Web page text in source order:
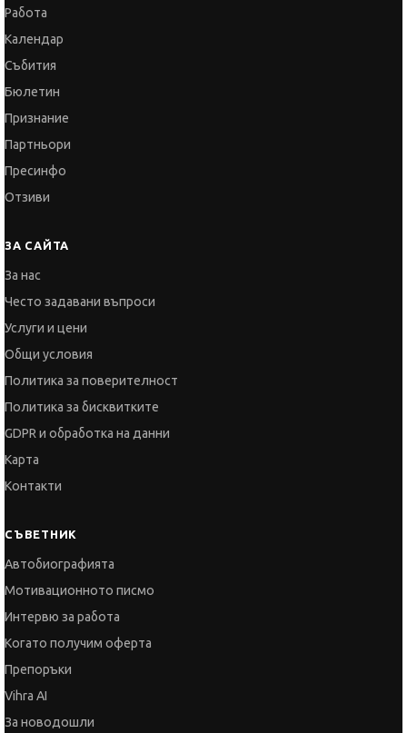
Бюлетин
Признание
Партньори
Пресинфо
Отзиви
ЗА САЙТА
За нас
Услуги и цени
Общи условия
Политика за поверителност
Политика за бисквитките
GDPR и обработка на данни
Карта
Контакти
СЪВЕТНИК
Автобиографията
Интервю за работа
Когато получим оферта
Препоръки
Vihra AI
За новодошли